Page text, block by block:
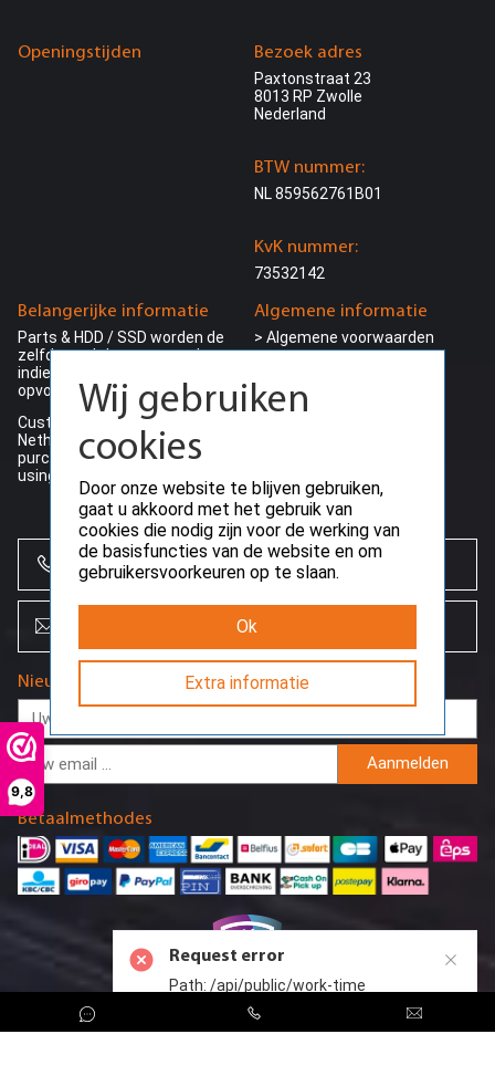
9,8
Openingstijden
Belangerijke informatie
Parts & HDD / SSD worden de
zelfde werkdag verstuurd
indien besteld voor 15:00 en
opvoorraad
Customers outside the
Netherlands can make their
purchase ding VAT (0%) by
using a valid EU-VAT number
Algemene informatie
> Algemene voorwaarden
> Retour beleid
> Herroepings recht
> Betaalmogelijkheden
Bezoek adres
Paxtonstraat 23
8013 RP Zwolle
Nederland
BTW nummer:
NL 859562761B01
KvK nummer:
73532142
+31 (0)85 864 0777
Nieuwsbrief
Aanmelden
Betaalmethodes
Wij gebruiken
cookies
Door onze website te blijven gebruiken,
gaat u akkoord met het gebruik van
cookies die nodig zijn voor de werking van
de basisfuncties van de website en om
gebruikersvoorkeuren op te slaan.
Ok
Extra informatie
Request error
Path: /api/public/work-time